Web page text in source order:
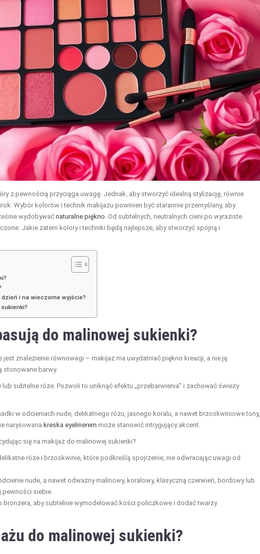
z pewnością przyciąga uwagę. Jednak, aby stworzyć idealną stylizację, równie
Wybór kolorów i technik makijażu powinien być starannie przemyślany, aby
wydobywać naturalne piękno . Od subtelnych, neutralnych cieni po wyraziste
Jakie zatem kolory i techniki będą najlepsze, aby stworzyć spójną i
i na wieczorne wyjście?
do malinowej sukienki?
znalezienie równowagi – makijaż ma uwydatniać piękno kreacji, a nie ją
stonowane barwy.
lub subtelne róże. Pozwoli to uniknąć efektu „przebarwienia” i zachować świeży
w odcieniach nude, delikatnego różu, jasnego koralu, a nawet brzoskwiniowe tony,
narysowana kreska eyelinerem może stanowić intrygujący akcent.
się na makijaż do malinowej sukienki?
róże i brzoskwinie, które podkreślą spojrzenie, nie odwracając uwagi od
nude, a nawet odważny malinowy, koralowy, klasyczną czerwień, bordowy lub
pewności siebie.
aby subtelnie wymodelować kości policzkowe i dodać twarzy
do malinowej sukienki?